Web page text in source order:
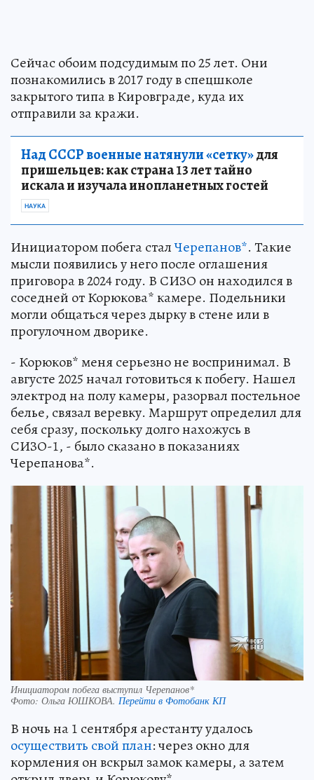
Сейчас обоим подсудимым по 25 лет. Они
познакомились в 2017 году в спецшколе
закрытого типа в Кировграде, куда их
отправили за кражи.
Над СССР военные натянули «сетку»для
пришельцев: как страна 13 лет тайно
искала и изучала инопланетных гостей
НАУКА
Инициатором побега сталЧерепанов*. Такие
мысли появились у него после оглашения
приговора в 2024 году. В СИЗО он находился в
соседней от Корюкова* камере. Подельники
могли общаться через дырку в стене или в
прогулочном дворике.
- Корюков* меня серьезно не воспринимал. В
августе 2025 начал готовиться к побегу. Нашел
электрод на полу камеры, разорвал постельное
белье, связал веревку. Маршрут определил для
себя сразу, поскольку долго нахожусь в
СИЗО-1, - было сказано в показаниях
Черепанова*.
Инициатором побега выступил Черепанов*
Фото: Ольга ЮШКОВА. Перейти в Фотобанк КП
В ночь на 1 сентября арестанту удалось
осуществить свой план: через окно для
кормления он вскрыл замок камеры, а затем